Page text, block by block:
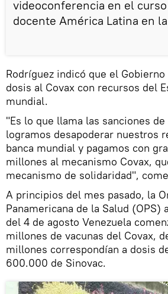
videoconferencia en el
docente América Latina en
Rodríguez indicó que el
dosis al Covax con recursos del
mundial.
"Es lo que llama las sanciones
logramos desapoderar nuestros
banca mundial y pagamos con
millones al mecanismo Covax,
mecanismo de solidaridad",
A principios del mes pasado, la
Panamericana de la Salud (OPS)
del 4 de agosto Venezuela
millones de vacunas del Covax,
millones correspondían a dosis
600.000 de Sinovac.